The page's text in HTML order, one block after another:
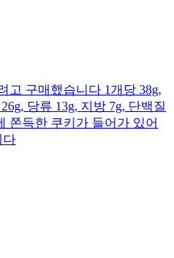
고 구매했습니다 1개당 38g,
당류 13g, 지방 7g, 단백질
쫀득한 쿠키가 들어가 있어
다